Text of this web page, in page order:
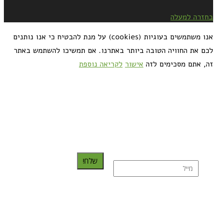
בחזרה למעלה
אנו משתמשים בעוגיות (cookies) על מנת להבטיח כי אנו נותנים
לכם את החוויה הטובה ביותר באתרנו. אם תמשיכו להשתמש באתר
זה, אתם מסכימים לזה אישור לקריאה נוספת
שלח!